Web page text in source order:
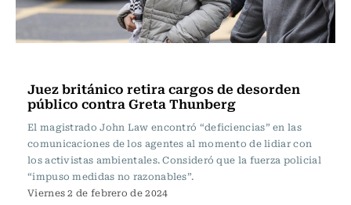
Juez británico retira cargos de desorden
público contra Greta Thunberg
El magistrado John Law encontró “deficiencias” en las
comunicaciones de los agentes al momento de lidiar con
los activistas ambientales. Consideró que la fuerza policial
“impuso medidas no razonables”.
Viernes 2 de febrero de 2024